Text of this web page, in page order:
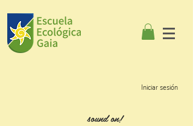
Iniciar sesión
sound on!